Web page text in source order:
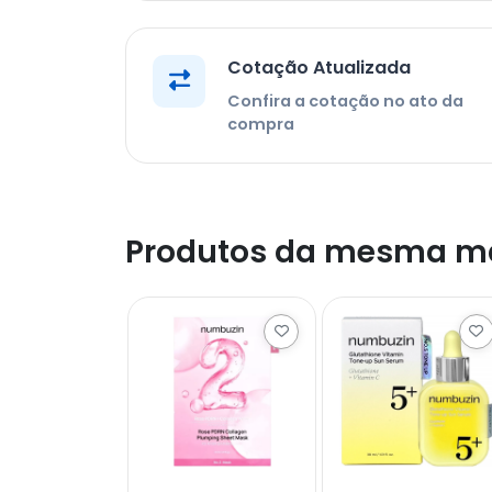
Cotação Atualizada
Confira a cotação no ato da
compra
Produtos da mesma